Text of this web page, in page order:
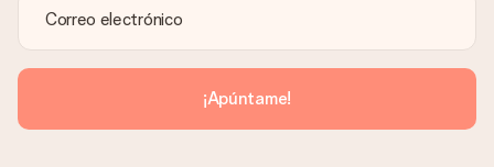
¿Se envía la factura junto con el pedido?
La factura y cualquier otra información relativa a tu regalo se
enviará únicamente por correo electrónico. El regalo se enviará
sin ninguna información adicional Así, evitaremos que la
persona que recibe el regalo la vea. ¡No le enviaremos nada
más que su increíble regalo! ¿Quieres que sepa quién se lo
¡Apúntame!